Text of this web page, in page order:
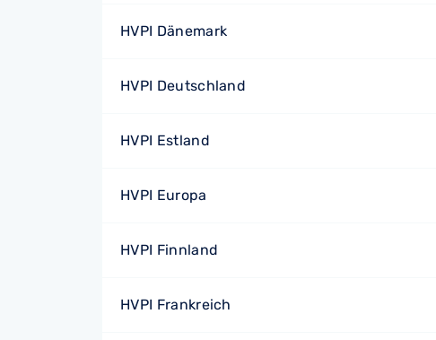
HVPI Dänemark
HVPI Deutschland
HVPI Estland
HVPI Europa
HVPI Finnland
HVPI Frankreich